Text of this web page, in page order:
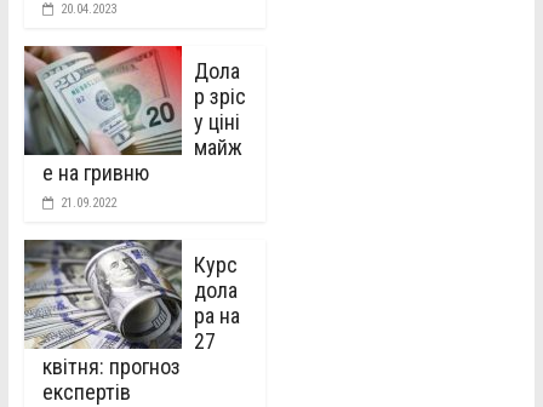
20.04.2023
Дола
р зріс
у ціні
майж
е на гривню
21.09.2022
Курс
дола
ра на
27
квітня: прогноз
експертів